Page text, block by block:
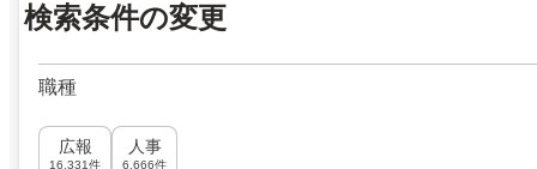
検索条件の変更
職種
広報
16,331件
人事
6,666件